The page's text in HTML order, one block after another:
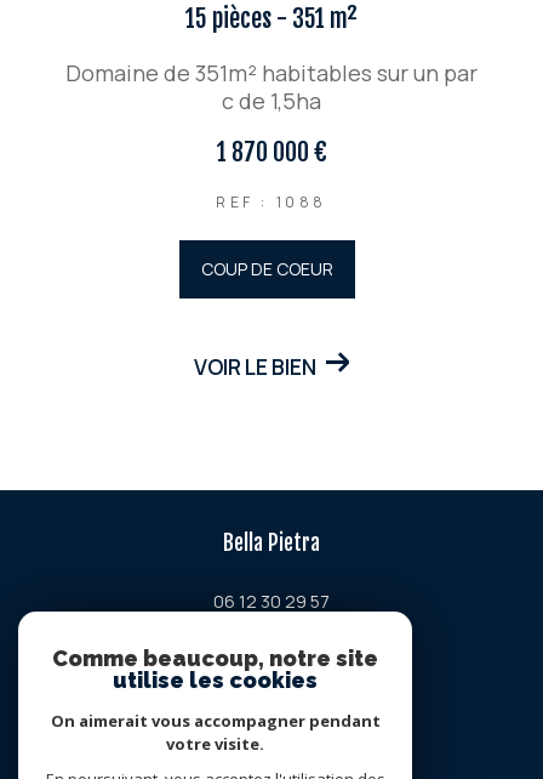
15 pièces - 351 m²
Domaine de 351m² habitables sur un par
c de 1,5ha
1 870 000 €
REF : 1088
COUP DE COEUR
VOIR LE BIEN
Bella Pietra
06 12 30 29 57
Chemin de la petite lavogne
34380 viols-en-laval
Comme beaucoup, notre site
utilise les cookies
On aimerait vous accompagner pendant
votre visite.